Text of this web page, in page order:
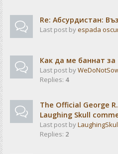
Re: Абсурдистан:
Last post byespada
Как да ме баннат за
Last post by
Replies: 4
The Official George
Laughing Skull
Last post by
Replies: 2